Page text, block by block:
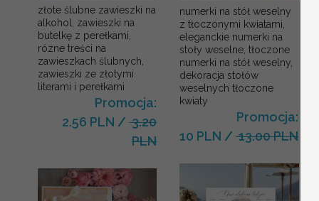
złote ślubne zawieszki na
alkohol, zawieszki na
butelkę z perełkami,
rózne treści na
zawieszkach ślubnych,
zawieszki ze złotymi
literami i perełkami
Promocja:
2.56 PLN /3.20
PLN
numerki na stół weselny
z tłoczonymi kwiatami,
eleganckie numerki na
stoły weselne, tłoczone
numerki na stół weselny,
dekoracja stołów
weselnych tłoczone
kwiaty
Promocja:
10 PLN /13.00 PLN